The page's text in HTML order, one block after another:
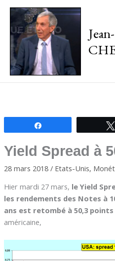
Yield Spread à
28 mars 2018 / Etats-Unis,
Hier mardi 27 mars, le Yield
les rendements des Notes à
ans est retombé à 50,3 points
américaine,